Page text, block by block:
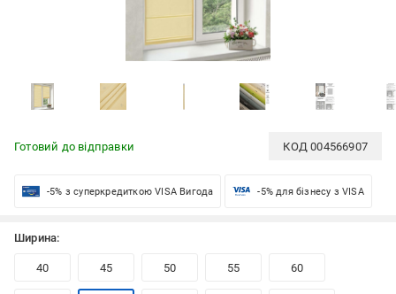
Готовий до відправки КОД004566907
-5% з суперкредиткою VISA Вигода -5% для бізнесу з VISA
Ширина:
40 45 50 55 60